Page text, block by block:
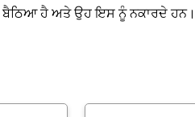
ਹੈ ਅਤੇ ਉਹ ਇਸ ਨੂੰ ਨਕਾਰਦੇ ਹਨ।